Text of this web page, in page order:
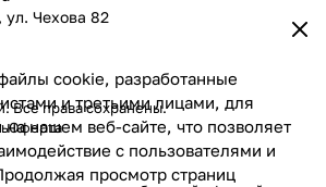
cookie, разработанные
и третьими лицами, для
на нашем веб-сайте, что позволяет
с пользователями и
просмотр страниц
ул. Чехова 82
Все права сохранены.
Оферта